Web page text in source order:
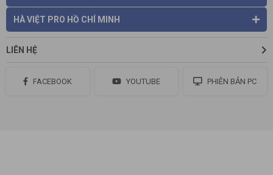
HÀ VIỆT PRO HỒ CHÍ MINH
LIÊN HỆ
FACEBOOK YOUTUBE PHIÊN BẢN PC